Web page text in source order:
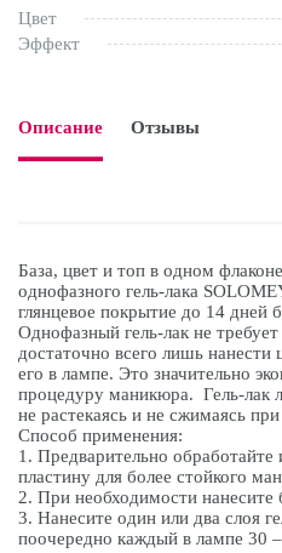
Цвет
Эффект
Описание Отзывы
База, цвет и топ в одном
однофазного гель-лака
глянцевое покрытие до 14 дней
Однофазный гель-лак не
достаточно всего лишь
его в лампе. Это значительно
процедуру маникюра. Гель-лак
не растекаясь и не сжимаясь
Способ применения:
1. Предварительно обработайте
пластину для более стойкого
2. При необходимости нанесите
3. Нанесите один или два слоя
поочередно каждый в лампе 30